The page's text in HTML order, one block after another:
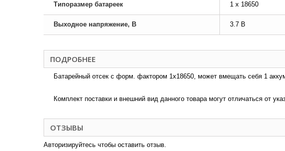
Типоразмер батареек 1 x 18650
Выходное напряжение, В 3.7 В
ПОДРОБНЕЕ
Батарейный отсек с форм. фактором 1х18650, может вмещать себя 1
Комплект поставки и внешний вид данного товара могут отличаться от
ОТЗЫВЫ
Авторизируйтесь чтобы оставить отзыв.